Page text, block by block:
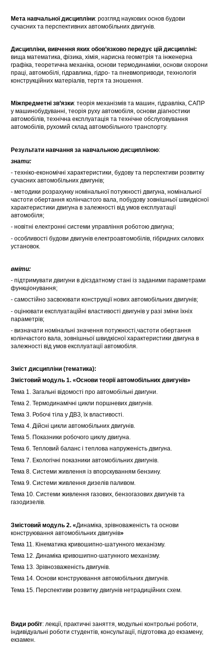
Мета навчальної дисципліни: розгляд наукових основ будови
сучасних та перспективних автомобільних двигунів.
Дисципліни, вивчення яких обов’язково передує цій дисципліні:
вища математика, фізика, хімія, нарисна геометрія та інженерна
графіка, теоретична механіка, основи термодинаміки, основи охорони
праці, автомобілі, гідравлика, гідро- та пневмоприводи, технологія
конструкційних матеріалів, тертя та зношення.
Міжпредметні зв’язки: теорія механізмів та машин, гідравліка, САПР
у машинобудуванні, теорія руху автомобіля, основи діагностики
автомобілів, технічна експлуатація та технічне обслуговування
автомобілів, рухомий склад автомобільного транспорту.
Результати навчання за навчальною дисципліною:
знати:
- техніко-економічні характеристики, будову та перспективи розвитку
сучасних автомобільних двигунів;
- методики розрахунку номінальної потужності двигуна, номінальної
частоти обертання колінчастого вала, побудову зовнішньої швидкісної
характеристики двигуна в залежності від умов експлуатації
автомобіля;
- новітні електронні системи управління роботою двигуна;
- особливості будови двигунів електроавтомобілів, гібридних силових
установок.
вміти:
- підтримувати двигуни в дієздатному стані із заданими параметрами
функціонування;
- самостійно засвоювати конструкції нових автомобільних двигунів;
- оцінювати експлуатаційні властивості двигунів у разі зміни їхніх
параметрів;
- визначати номінальні значення потужності,частоти обертання
колінчастого вала, зовнішньої швидкісної характеристики двигуна в
залежності від умов експлуатації автомобіля.
Зміст дисципліни (тематика):
Змістовий модуль 1. «Основи теорії автомобільних двигунів»
Тема 1. Загальні відомості про автомобільні двигуни.
Тема 2. Термодинамічні цикли поршневих двигунів.
Тема 3. Робочі тіла у ДВЗ, їх властивості.
Тема 4. Дійсні цикли автомобільних двигунів.
Тема 5. Показники робочого циклу двигуна.
Тема 6. Тепловий баланс і теплова напруженість двигуна.
Тема 7. Екологічні показники автомобільних двигунів.
Тема 8. Системи живлення із впорскуванням бензину.
Тема 9. Системи живлення дизелів паливом.
Тема 10. Системи живлення газових, бензогазових двигунів та
газодизелів.
Змістовий модуль 2. «Динаміка, зрівноваженість та основи
конструювання автомобільних двигунів»
Тема 11. Кінематика кривошипно-шатунного механізму.
Тема 12. Динаміка кривошипно-шатунного механізму.
Тема 13. Зрівнозваженість двигунів.
Тема 14. Основи конструювання автомобільних двигунів.
Тема 15. Перспективи розвитку двигунів нетрадиційних схем.
Види робіт: лекції, практичні заняття, модульні контрольні роботи,
індивідуальні роботи студентів, консультації, підготовка до екзамену,
екзамен.